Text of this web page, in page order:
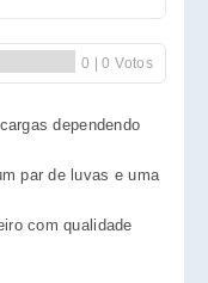
dependendo
par de luvas e uma
com qualidade